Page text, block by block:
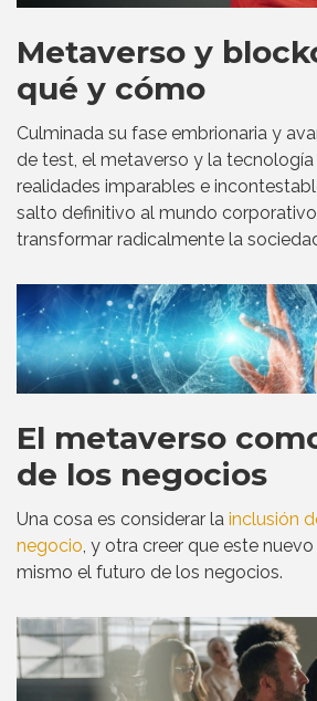
Metaverso y
qué y cómo
Culminada su fase embrionaria y
de test, el metaverso y la
realidades imparables e
salto definitivo al mundo
transformar radicalmente la
El metaverso
de los negocios
Una cosa es considerar la inclusión
negocio , y otra creer que este
mismo el futuro de los negocios.